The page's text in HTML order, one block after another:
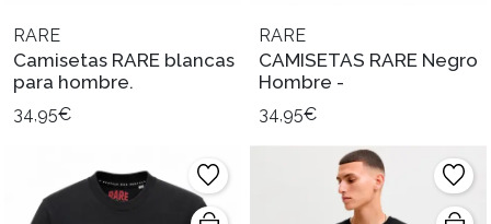
RARE
Camisetas RARE blancas
para hombre.
34,95€
RARE
CAMISETAS RARE Negro
Hombre -
34,95€